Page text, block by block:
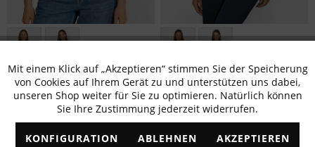
Größen: 36, 38
Polo Ripp Shirt
39,95 € * 79,95 € *
Größen: 36, 38, 42, 44, 46
Shirt mit Tasche
39,95 € * 79,95 € *
Funktionale Aktiv
Marketing Inaktiv
Mit einem Klick auf „Akzeptieren“ stimmen Sie der Speicherung
von Cookies auf Ihrem Gerät zu und unterstützen uns dabei,
unseren Shop weiter für Sie zu optimieren. Natürlich können
Sie Ihre Zustimmung jederzeit widerrufen.
KONFIGURATION ABLEHNEN AKZEPTIEREN